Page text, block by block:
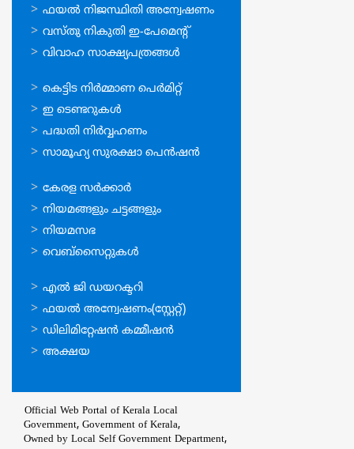
സേവനങ്ങള്‍
ഫയല്‍ നിജസ്ഥിതി അന്വേഷണം
വസ്തു നികുതി ഇ-പേമെന്റ്
വിവാഹ സാക്ഷ്യപത്രങ്ങള്‍
ഓണ്‍ലൈന്‍
സേവനങ്ങള്‍
കെട്ടിട നിര്‍മ്മാണ പെര്‍മിറ്റ്‌
ഇ ടെണ്ടറുകള്‍
പദ്ധതി നിര്‍വ്വഹണം
സാമൂഹ്യ സുരക്ഷാ പെന്‍ഷന്‍
ഉപയോഗപ്രദമായ
കണ്ണികള്‍
കേരള സര്‍ക്കാര്‍
നിയമങ്ങളും ചട്ടങ്ങളും
നിയമസഭ
വെബ്സൈറ്റുകള്‍
ഉപയോഗപ്രദമായ
കണ്ണികള്‍
എല്‍ ജി ഡയറക്ടറി
ഫയല്‍ അന്വേഷണം(സ്റ്റേറ്റ്)
ഡിലിമിറ്റേഷന്‍ കമ്മീഷന്‍
അക്ഷയ
Official Web Portal of Kerala Local
Government, Government of Kerala,
Owned by Local Self Government Department,